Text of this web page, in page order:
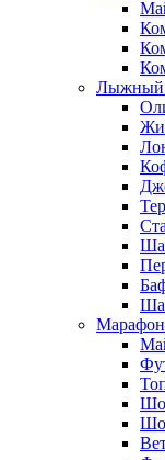
Лыжный
Марафон